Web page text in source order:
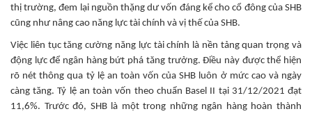
thị trường, đem lại nguồn thặng dư vốn đáng kể cho cổ đông của SHB
cũng như nâng cao năng lực tài chính và vị thế của SHB.
Việc liên tục tăng cường năng lực tài chính là nền tảng quan trọng và
động lực để ngân hàng bứt phá tăng trưởng. Điều này được thể hiện
rõ nét thông qua tỷ lệ an toàn vốn của SHB luôn ở mức cao và ngày
càng tăng. Tỷ lệ an toàn vốn theo chuẩn Basel II tại 31/12/2021 đạt
11,6%. Trước đó, SHB là một trong những ngân hàng hoàn thành